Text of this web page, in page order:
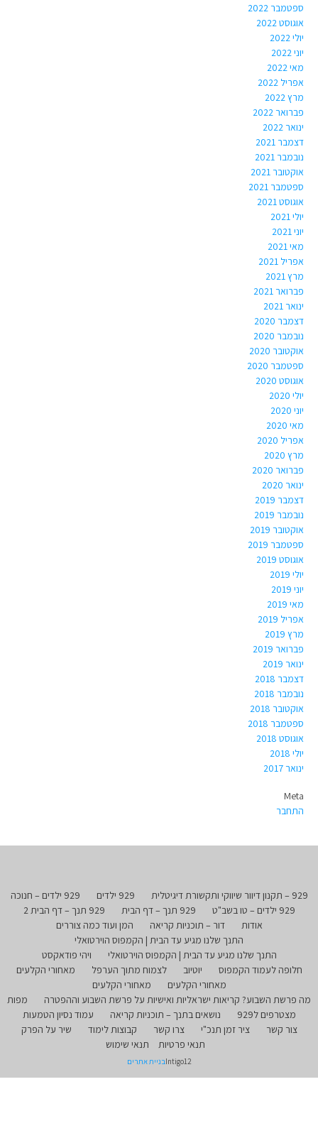
ספטמבר 2022
אוגוסט 2022
יולי 2022
יוני 2022
מאי 2022
אפריל 2022
מרץ 2022
פברואר 2022
ינואר 2022
דצמבר 2021
נובמבר 2021
אוקטובר 2021
ספטמבר 2021
אוגוסט 2021
יולי 2021
יוני 2021
מאי 2021
אפריל 2021
מרץ 2021
פברואר 2021
ינואר 2021
דצמבר 2020
נובמבר 2020
אוקטובר 2020
ספטמבר 2020
אוגוסט 2020
יולי 2020
יוני 2020
מאי 2020
אפריל 2020
מרץ 2020
פברואר 2020
ינואר 2020
דצמבר 2019
נובמבר 2019
אוקטובר 2019
ספטמבר 2019
אוגוסט 2019
יולי 2019
יוני 2019
מאי 2019
אפריל 2019
מרץ 2019
פברואר 2019
ינואר 2019
דצמבר 2018
נובמבר 2018
אוקטובר 2018
ספטמבר 2018
אוגוסט 2018
יולי 2018
ינואר 2017
Meta
התחבר
929 – תקנון דיוור שיווקי ותקשורת דיגיטלית 929 ילדים
929 ילדים – חנוכה
929 ילדים – טו בשב"ט
929 תנך – דף הבית
929 תנך – דף הבית 2
אודות
דור – תוכניות קריאה
המן ועוד כמה צוררים
התנך שלנו מגיע עד הבית | הקמפוס הוירטואלי
התנך שלנו מגיע עד הבית | הקמפוס הוירטואלי
ויהי פודאקסט
חלופה לעמוד הקמפוס
יוטיוב לצמוח מתוך הערפל
מאחורי הקלעים
מאחורי הקלעים
מאחורי הקלעים
מה פרשת השבוע? קריאות ישראליות ואישיות על פרשת השבוע וההפטרה
מפות
מצטרפים ל929
נושאים בתנך – תוכניות קריאה
עמוד נסיון הטמעות
צור קשר
ציר זמן תנכ"י צרו קשר קבוצות לימוד
שיר על הפרק
תנאי פרטיות
תנאי שימוש
Intigo12בניית אתרים